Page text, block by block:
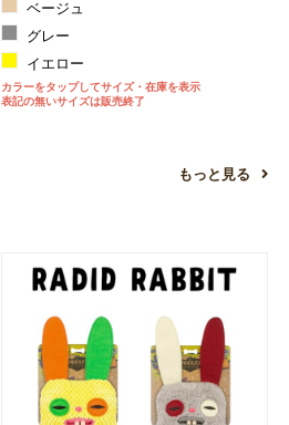
ベージュ
グレー
イエロー
カラーをタップしてサイズ・在庫を表示
表記の無いサイズは販売終了
もっと見る